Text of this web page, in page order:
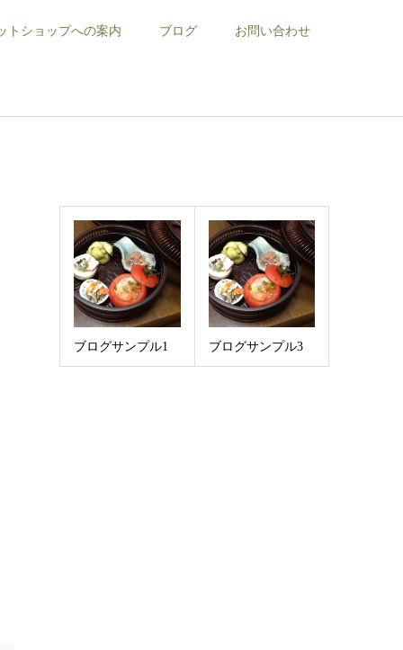
トショップへの案内 ブログ お問い合わせ
ブログサンプル1 ブログサンプル3